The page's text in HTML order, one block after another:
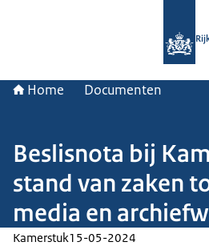
Home Documenten
Beslisnota bij
stand van zaken
media en
Kamerstuk15-05-2024